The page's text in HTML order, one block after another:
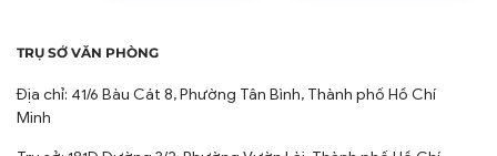
TRỤ SỞ VĂN PHÒNG
Địa chỉ: 41/6 Bàu Cát 8, Phường Tân Bình, Thành phố Hồ Chí
Minh